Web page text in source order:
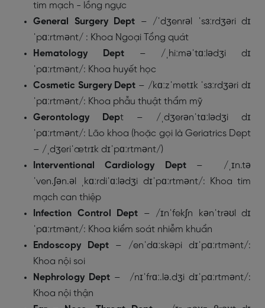
tim mạch - lồng ngực
General Surgery Dept – /ˈdʒenrəl ˈsɜːrdʒəri dɪ
ˈpɑːrtmənt/ : Khoa Ngoại Tổng quát
Hematology Dept – /ˌhiːməˈtɑːlədʒi dɪ
ˈpɑːrtmənt/: Khoa huyết học
Cosmetic Surgery Dept – /kɑːzˈmetɪk ˈsɜːrdʒəri dɪ
ˈpɑːrtmənt/: Khoa phẫu thuật thẩm mỹ
Gerontology Dept – /ˌdʒerənˈtɑːlədʒi dɪ
ˈpɑːrtmənt/: Lão khoa (hoặc gọi là Geriatrics Dept
– /ˌdʒeriˈætrɪk dɪˈpɑːrtmənt/)
Interventional Cardiology Dept – /ˌɪn.tə
ˈven.ʃən.əl ˌkɑːrdiˈɑːlədʒi dɪˈpɑːrtmənt/: Khoa tim
mạch can thiệp
Infection Control Dept – /ɪnˈfekʃn kənˈtrəʊl dɪ
ˈpɑːrtmənt/: Khoa kiểm soát nhiễm khuẩn
Endoscopy Dept – /enˈdɑːskəpi dɪˈpɑːrtmənt/:
Khoa nội soi
Nephrology Dept – /nɪˈfrɑː.lə.dʒi dɪˈpɑːrtmənt/:
Khoa nội thận